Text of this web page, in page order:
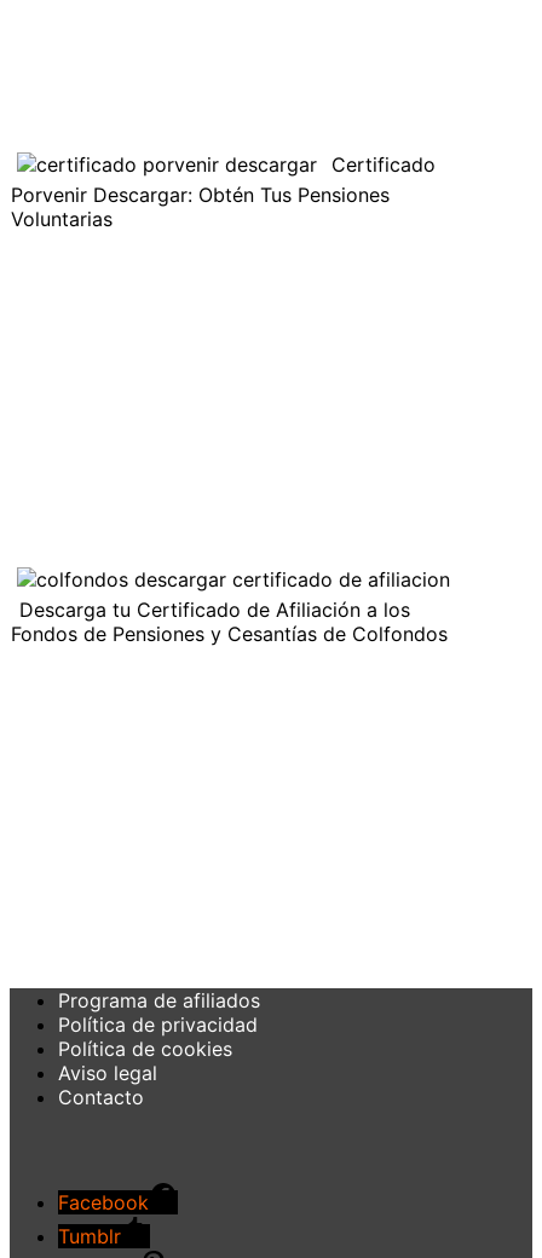
Certificado
Porvenir Descargar: Obtén Tus Pensiones
Voluntarias
Descarga tu Certificado de Afiliación a los
Fondos de Pensiones y Cesantías de Colfondos
Programa de afiliados
Política de privacidad
Política de cookies
Aviso legal
Contacto
Facebook
Tumblr